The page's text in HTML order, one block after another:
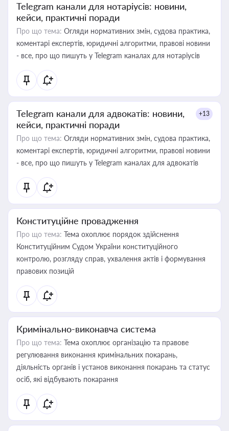
Telegram канали для нотаріусів: новини,
кейси, практичні поради
Про що тема: Огляди нормативних змін, судова практика,
коментарі експертів, юридичні алгоритми, правові новини
- все, про що пишуть у Telegram каналах для нотаріусів
Telegram канали для адвокатів: новини,
кейси, практичні поради
+13
Про що тема: Огляди нормативних змін, судова практика,
коментарі експертів, юридичні алгоритми, правові новини
- все, про що пишуть у Telegram каналах для адвокатів
Конституційне провадження
Про що тема: Тема охоплює порядок здійснення
Конституційним Судом України конституційного
контролю, розгляду справ, ухвалення актів і формування
правових позицій
Кримінально-виконавча система
Про що тема: Тема охоплює організацію та правове
регулювання виконання кримінальних покарань,
діяльність органів і установ виконання покарань та статус
осіб, які відбувають покарання